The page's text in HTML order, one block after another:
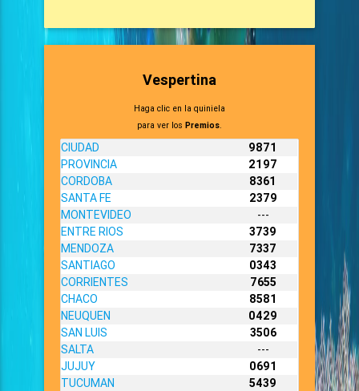
Vespertina
Haga clic en la quiniela
para ver los Premios.
CIUDAD
9871
PROVINCIA
2197
CORDOBA
8361
SANTA FE
2379
MONTEVIDEO
---
ENTRE RIOS
3739
MENDOZA
7337
SANTIAGO
0343
CORRIENTES
7655
CHACO
8581
NEUQUEN
0429
SAN LUIS
3506
SALTA
---
JUJUY
0691
TUCUMAN
5439